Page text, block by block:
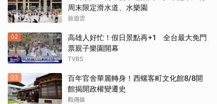
周末限定滑水道、水樂園
旅遊雲
02
高雄人好忙！假日景點再+1 全台最大免門
票親子樂園開幕
TVBS
03
百年官舍華麗轉身！西螺客町文化館8/8開
館揭開政權變遷史
觀傳媒